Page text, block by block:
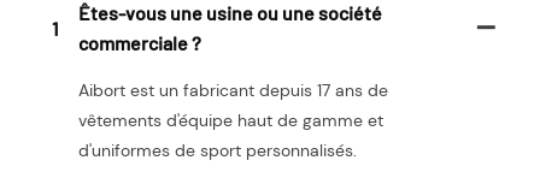
1
Êtes-vous une usine ou une société
commerciale ?
Aibort est un fabricant depuis 17 ans de
vêtements d'équipe haut de gamme et
d'uniformes de sport personnalisés.